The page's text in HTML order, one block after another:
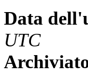
Data
UTC